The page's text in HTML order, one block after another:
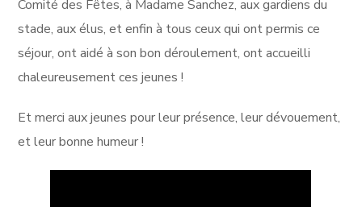
Comité des Fêtes, à Madame Sanchez, aux gardiens du
stade, aux élus, et enfin à tous ceux qui ont permis ce
séjour, ont aidé à son bon déroulement, ont accueilli
chaleureusement ces jeunes !
Et merci aux jeunes pour leur présence, leur dévouement,
et leur bonne humeur !